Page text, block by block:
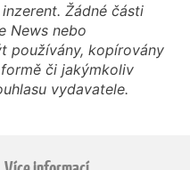
Žádné části
News nebo
používány, kopírovány
či jakýmkoliv
vydavatele.